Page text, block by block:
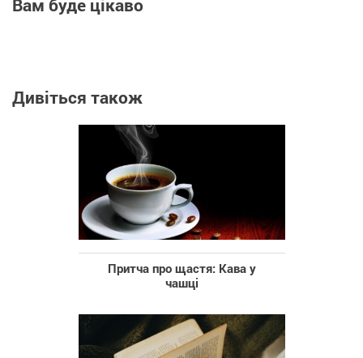
Вам буде цікаво
Дивіться також
Притча про щастя: Кава у
чашці